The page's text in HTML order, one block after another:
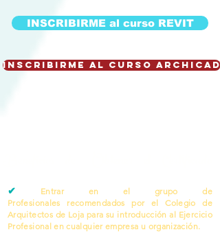
INSCRIBIRME al curso REVIT
INSCRIBIRME al curso archicad
✔ Entrar en el grupo de
Profesionales recomendados por el Colegio de
Arquitectos de Loja para su introducción al Ejercicio
Profesional en cualquier empresa u organización.